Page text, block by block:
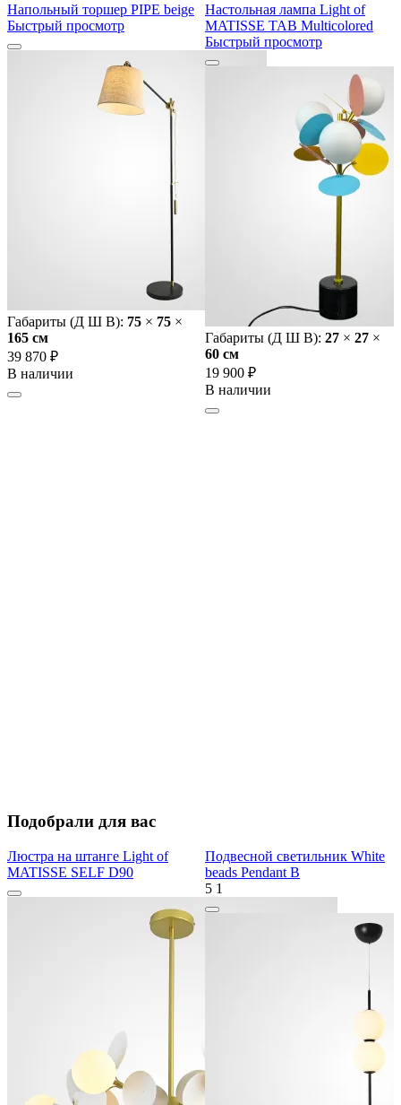
Напольный торшер PIPE beige
Быстрый просмотр
Габариты (Д Ш В): 75 × 75 ×
165 cм
39 870 ₽
В наличии
Настольная лампа Light of
MATISSE TAB Multicolored
Быстрый просмотр
Габариты (Д Ш В): 27 × 27 ×
60 cм
19 900 ₽
В наличии
Подобрали для вас
Люстра на штанге Light of
MATISSE SELF D90
Подвесной светильник White
beads Pendant B
5 1